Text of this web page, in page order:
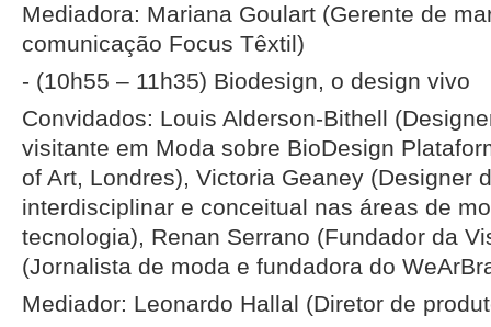
Mediadora: Mariana Goulart (Gerente de
comunicação Focus Têxtil)
- (10h55 – 11h35) Biodesign, o design vivo
Convidados: Louis Alderson-Bithell
visitante em Moda sobre BioDesign
of Art, Londres), Victoria Geaney (Designer
interdisciplinar e conceitual nas áreas de
tecnologia), Renan Serrano (Fundador da
(Jornalista de moda e fundadora do
Mediador: Leonardo Hallal (Diretor de